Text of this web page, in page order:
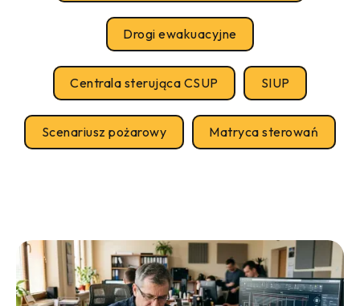
Drogi ewakuacyjne
Centrala sterująca CSUP SIUP
Scenariusz pożarowy Matryca sterowań